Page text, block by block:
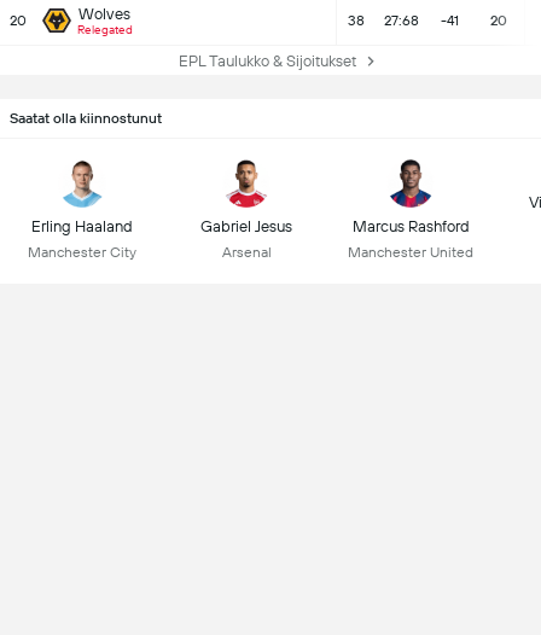
20 Wolves
Relegated
38 27:68 -41 20
EPL Taulukko & Sijoitukset
Saatat olla kiinnostunut
Erling Haaland
Manchester City
Gabriel Jesus
Arsenal
Marcus Rashford
Manchester United